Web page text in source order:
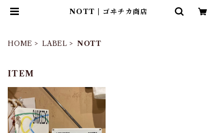
NOTT | ゴヰチカ商店
HOME LABEL NOTT
ITEM